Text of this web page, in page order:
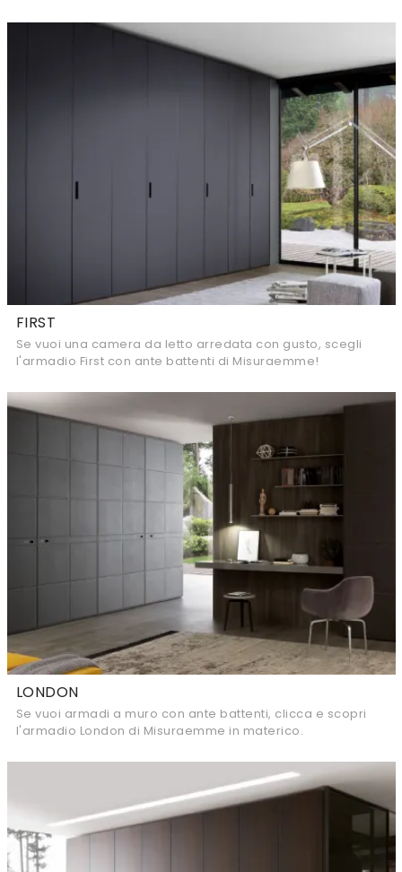
FIRST
Se vuoi una camera da letto arredata con gusto, scegli
l'armadio First con ante battenti di Misuraemme!
LONDON
Se vuoi armadi a muro con ante battenti, clicca e scopri
l'armadio London di Misuraemme in materico.